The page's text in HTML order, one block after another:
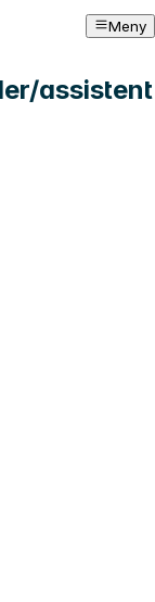
Meny
assistent